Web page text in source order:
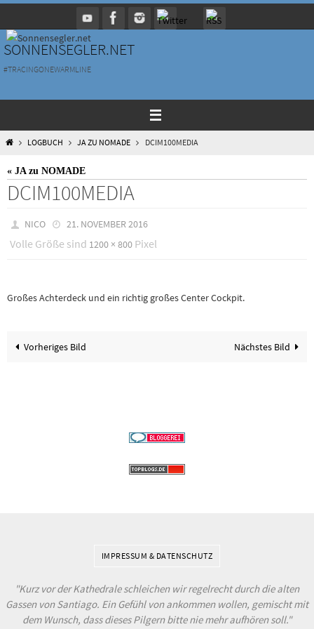
Inhalt
springen
SONNENSEGLER.NET
#TRACINGONEWARMLINE
HOMELOGBUCH JA ZU NOMADE DCIM100MEDIA
« JA zu NOMADE
DCIM100MEDIA
NICO 21. NOVEMBER 2016
Volle Größe sind 1200 × 800 Pixel
Großes Achterdeck und ein richtig großes Center Cockpit.
Vorheriges Bild Nächstes Bild
IMPRESSUM & DATENSCHUTZ
"Kurz vor der Kathedrale schleichen wir regelrecht durch die alten
Gassen von Santiago. Ein Gefühl von ankommen wollen, gemischt mit
dem Wunsch, dass dieses Pilgern bitte nie mehr aufhören soll."